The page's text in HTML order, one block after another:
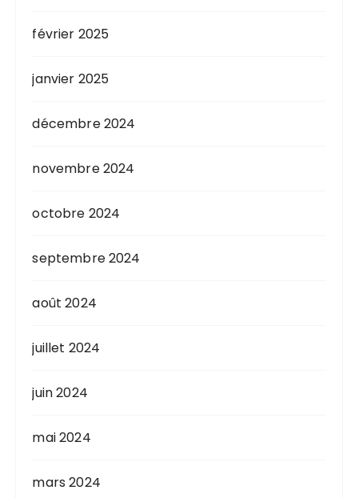
février 2025
janvier 2025
décembre 2024
novembre 2024
octobre 2024
septembre 2024
août 2024
juillet 2024
juin 2024
mai 2024
mars 2024